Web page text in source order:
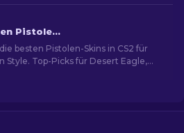
Die besten Pistolen-Skins in CS2 [2026]
besten Pistolen-Skins in CS2 für
Style. Top-Picks für Desert Eagle,